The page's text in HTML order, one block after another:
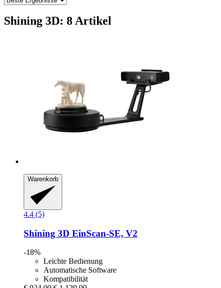
Shining 3D: 8 Artikel
Warenkorb
4.4 (5)
Shining 3D EinScan-​SE, V2
-18%
Leichte Bedienung
Automatische Software
Kompatibilität